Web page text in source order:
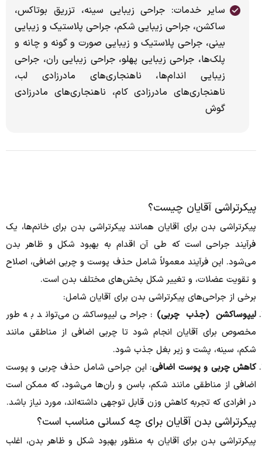
سایر خدمات: جراحی زیبایی سینه، تزریق بوتاکس،
ساکشن، جراحی زیبایی شکم، جراحی پلاستیک و زیبایی
بینی، جراحی پلاستیک و زیبایی صورت و گونه و چانه و
پلک‌ها، جراحی زیبایی پهلو، جراحی زیبایی ران، جراحی
زیبایی اندام‌ها، ناهنجاری‌های مادرزادی لب،
ناهنجاری‌های مادرزادی کام، ناهنجاری‌های مادرزادی
گوش
پیکرتراشی آقایان چیست؟
پیکرتراشی بدن برای آقایان همانند پیکرتراشی بدن برای خانم‌ها، یک
فرآیند جراحی است که طی آن اقدام به بهبود شکل و ظاهر بدن
می‌شود. این فرآیند معمولاً شامل حذف پوست و چربی اضافی، اصلاح
و تقویت عضلات، و تغییر شکل بخش‌های مختلف بدن است.
برخی از جراحی‌های پیکرتراشی بدن برای آقایان شامل:
لیپوساکشن (جذب چربی) : جراحی لیپوساکشن می‌تواند به طور
مخصوص برای آقایان انجام شود تا چربی اضافی از مناطقی مانند
شکم، سینه، پشت و زیر بغل جذب شود.
کاهش چربی و پوست اضافی: این جراحی شامل حذف چربی و پوست
اضافی از مناطقی مانند شکم، باسن و ران‌ها می‌شود، که ممکن است
در افرادی که تجربه کاهش وزن قابل توجهی داشته‌اند، مورد نیاز باشد.
پیکرتراشی بدن آقایان برای چه کسانی مناسب است؟
پیکرتراشی بدن برای آقایان به منظور بهبود شکل و ظاهر بدن، اغلب